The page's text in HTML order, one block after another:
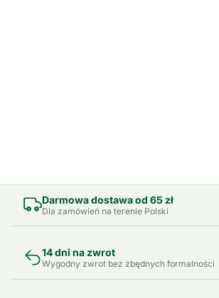
Darmowa dostawa od 65 zł
Dla zamówień na terenie Polski
14 dni na zwrot
Wygodny zwrot bez zbędnych formalności